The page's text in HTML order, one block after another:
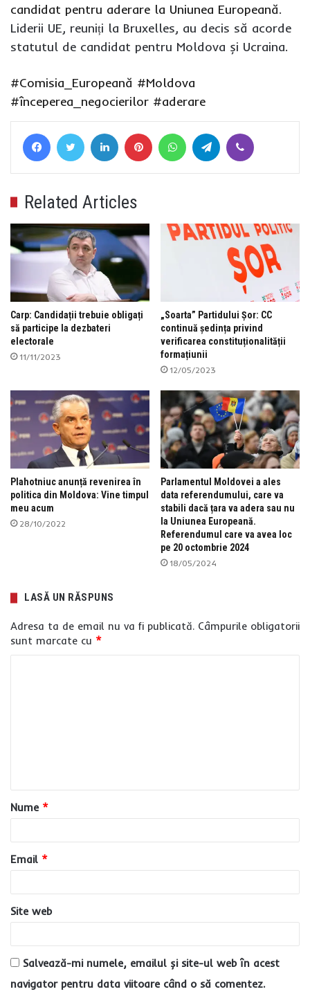
candidat pentru aderare la Uniunea Europeană.
Liderii UE, reuniți la Bruxelles, au decis să acorde
statutul de candidat pentru Moldova și Ucraina.
#Comisia_Europeană #Moldova
#începerea_negocierilor #aderare
FacebookTwitter LinkedIn Pinterest WhatsAppTelegram
Related Articles
Carp: Candidații trebuie obligați
să participe la dezbateri
electorale
11/11/2023
„Soarta” Partidului Șor: CC
continuă ședința privind
verificarea constituționalității
formațiunii
12/05/2023
Plahotniuc anunță revenirea în
politica din Moldova: Vine timpul
meu acum
28/10/2022
Parlamentul Moldovei a ales
data referendumului, care va
stabili dacă țara va adera sau nu
la Uniunea Europeană.
Referendumul care va avea loc
pe 20 octombrie 2024
18/05/2024
LASĂ UN RĂSPUNS
Adresa ta de email nu va fi publicată. Câmpurile obligatorii
sunt marcate cu *
a
r
u
*
Nume *
Email *
Site web
Salvează-mi numele, emailul și site-ul web în acest
navigator pentru data viitoare când o să comentez.